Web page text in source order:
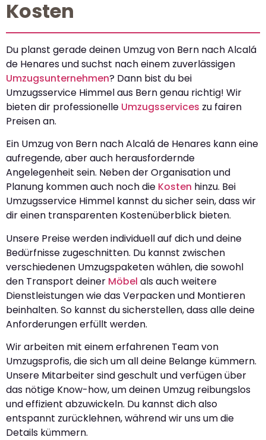
Kosten
Du planst gerade deinen Umzug von Bern nach Alcalá
de Henares und suchst nach einem zuverlässigen
Umzugsunternehmen? Dann bist du bei
Umzugsservice Himmel aus Bern genau richtig! Wir
bieten dir professionelle Umzugsservices zu fairen
Preisen an.
Ein Umzug von Bern nach Alcalá de Henares kann eine
aufregende, aber auch herausfordernde
Angelegenheit sein. Neben der Organisation und
Planung kommen auch noch die Kosten hinzu. Bei
Umzugsservice Himmel kannst du sicher sein, dass wir
dir einen transparenten Kostenüberblick bieten.
Unsere Preise werden individuell auf dich und deine
Bedürfnisse zugeschnitten. Du kannst zwischen
verschiedenen Umzugspaketen wählen, die sowohl
den Transport deiner Möbel als auch weitere
Dienstleistungen wie das Verpacken und Montieren
beinhalten. So kannst du sicherstellen, dass alle deine
Anforderungen erfüllt werden.
Wir arbeiten mit einem erfahrenen Team von
Umzugsprofis, die sich um all deine Belange kümmern.
Unsere Mitarbeiter sind geschult und verfügen über
das nötige Know-how, um deinen Umzug reibungslos
und effizient abzuwickeln. Du kannst dich also
entspannt zurücklehnen, während wir uns um die
Details kümmern.